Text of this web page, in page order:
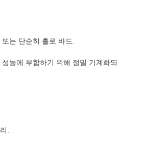
는 단순히 홀로 바드.
능에 부합하기 위해 정밀 기계화되
.